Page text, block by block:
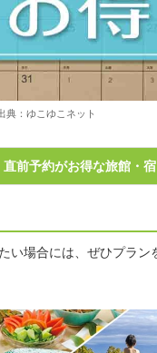
典：ゆこゆこネット
直前予約がお得な旅館・宿
い場合には、ぜひプラン